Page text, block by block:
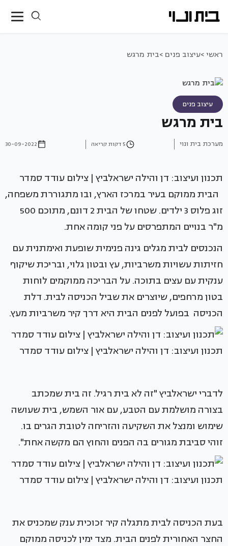
ראשי >עיצוב פנים >בית מרגש
עיצוב פנים
בית מרגש
מערכת בית ונוי 5 דקות קריאה 30-09-2022
תכנון ועיצוב: דן והילה ישראלביץ | צילום עודד סמדר
הבית ממוקם בעיר במרכז הארץ, ובו מתגוררת משפחה,
זוג פלוס 3 ילדים. שטחו של הבית 2 דונם, מתוכם 500
מ"ר בנויים המתפרסים על פני קומה אחת.
הנכנסים לבית מגלים גינה פנימית שופעת ואימתנית עם
חזיתות עשויות משרביות, עץ ובטון גלוי, ובריכת שיקוף
ענקית עם עצים בתוכה. על הבריכה ממוקמים לוחות
בטון מרחפים, שיוצרים את שביל הכניסה לבית. דלת
הכניסה בפועל לפנים הבית היא דרך קיר משרביות מעץ.
תכנון ועיצוב: דן והילה ישראלביץ | צילום עודד סמדר
לדברי ישראלביץ "זה לא בית רגיל. זה בית שמכתב
בצורה מושלמת עם הטבע, עם אור השמש, בית שעושה
שימוש ומנצל את השקיעה והזריחה לטובת הגרים בו.
זוהי סביבת מגורים בה הפנים והחוץ הם מקשה אחת".
תכנון ועיצוב: דן והילה ישראלביץ | צילום עודד סמדר
בעת הכניסה לבית מתגלה קיר זכוכית ענק שמכניס את
החצר האחורית לפנים הבית. מצד ימין לכניסה ממוקם